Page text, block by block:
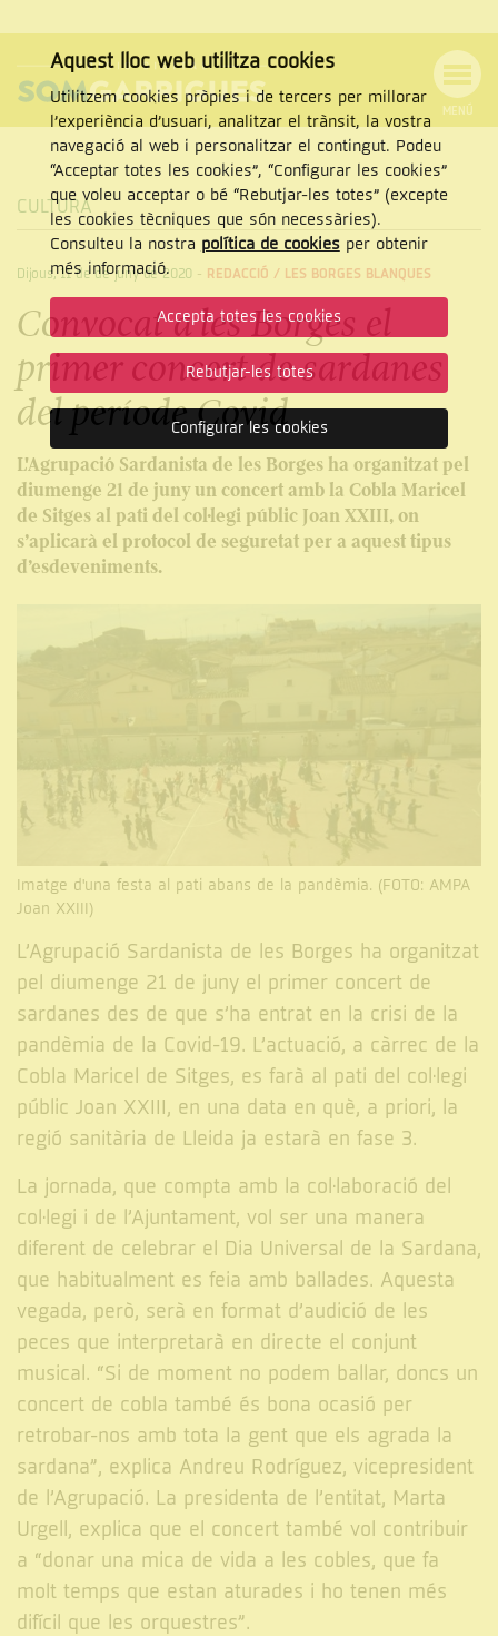
NAVEGACIÓ
MENÚ
Cercar
CERCAR
CULTURA
Dijous, 11 de de juny de 2020 - REDACCIÓ / LES BORGES BLANQUES
Convocat a les Borges el
primer concert de sardanes
del període Covid
L'Agrupació Sardanista de les Borges ha organitzat pel
diumenge 21 de juny un concert amb la Cobla Maricel
de Sitges al pati del col·legi públic Joan XXIII, on
s’aplicarà el protocol de seguretat per a aquest tipus
d’esdeveniments.
Imatge d'una festa al pati abans de la pandèmia. (FOTO: AMPA
Joan XXIII)
L’Agrupació Sardanista de les Borges ha organitzat
pel diumenge 21 de juny el primer concert de
sardanes des de que s’ha entrat en la crisi de la
pandèmia de la Covid-19. L’actuació, a càrrec de la
Cobla Maricel de Sitges, es farà al pati del col·legi
públic Joan XXIII, en una data en què, a priori, la
regió sanitària de Lleida ja estarà en fase 3.
La jornada, que compta amb la col·laboració del
col·legi i de l’Ajuntament, vol ser una manera
diferent de celebrar el Dia Universal de la Sardana,
que habitualment es feia amb ballades. Aquesta
vegada, però, serà en format d’audició de les
peces que interpretarà en directe el conjunt
musical. “Si de moment no podem ballar, doncs un
concert de cobla també és bona ocasió per
retrobar-nos amb tota la gent que els agrada la
sardana”, explica Andreu Rodríguez, vicepresident
de l’Agrupació. La presidenta de l’entitat, Marta
Urgell, explica que el concert també vol contribuir
a “donar una mica de vida a les cobles, que fa
molt temps que estan aturades i ho tenen més
difícil que les orquestres”.
Aquest lloc web utilitza cookies
Utilitzem cookies pròpies i de tercers per millorar
l’experiència d’usuari, analitzar el trànsit, la vostra
navegació al web i personalitzar el contingut. Podeu
“Acceptar totes les cookies”, “Configurar les cookies”
que voleu acceptar o bé “Rebutjar-les totes” (excepte
les cookies tècniques que són necessàries).
Consulteu la nostra política de cookiesper obtenir
més informació.
Accepta totes les cookies
Rebutjar-les totes
Configurar les cookies